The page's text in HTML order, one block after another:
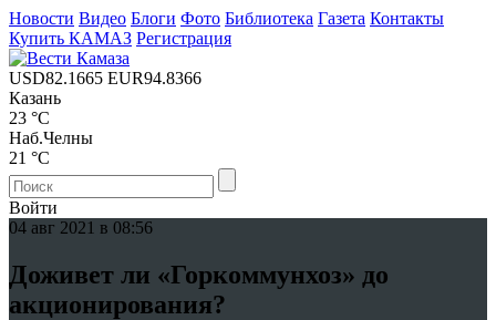
Новости Видео Блоги Фото Библиотека Газета Контакты
Купить КАМАЗ Регистрация
USD82.1665 EUR94.8366
Казань
23 °C
Наб.Челны
21 °C
Войти
04 авг 2021 в 08:56
Доживет ли «Горкоммунхоз» до
акционирования?